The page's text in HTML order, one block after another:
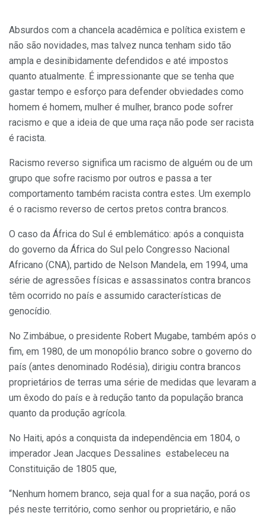
Absurdos com a chancela acadêmica e política existem e
não são novidades, mas talvez nunca tenham sido tão
ampla e desinibidamente defendidos e até impostos
quanto atualmente. É impressionante que se tenha que
gastar tempo e esforço para defender obviedades como
homem é homem, mulher é mulher, branco pode sofrer
racismo e que a ideia de que uma raça não pode ser racista
é racista.
Racismo reverso significa um racismo de alguém ou de um
grupo que sofre racismo por outros e passa a ter
comportamento também racista contra estes. Um exemplo
é o racismo reverso de certos pretos contra brancos.
O caso da África do Sul é emblemático: após a conquista
do governo da África do Sul pelo Congresso Nacional
Africano (CNA), partido de Nelson Mandela, em 1994, uma
série de agressões físicas e assassinatos contra brancos
têm ocorrido no país e assumido características de
genocídio.
No Zimbábue, o presidente Robert Mugabe, também após o
fim, em 1980, de um monopólio branco sobre o governo do
país (antes denominado Rodésia), dirigiu contra brancos
proprietários de terras uma série de medidas que levaram a
um êxodo do país e à redução tanto da população branca
quanto da produção agrícola.
No Haiti, após a conquista da independência em 1804, o
imperador Jean Jacques Dessalines estabeleceu na
Constituição de 1805 que,
“Nenhum homem branco, seja qual for a sua nação, porá os
pés neste território, como senhor ou proprietário, e não